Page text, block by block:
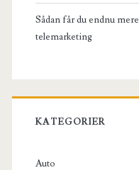
Sådan får du endnu
telemarketing
KATEGORIER
Auto